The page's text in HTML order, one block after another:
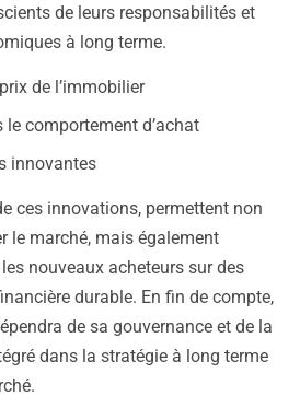
de leurs responsabilités et
à long terme.
de l’immobilier
le comportement d’achat
innovantes
ces innovations, permettent non
le marché, mais également
nouveaux acheteurs sur des
durable. En fin de compte,
de sa gouvernance et de la
dans la stratégie à long terme